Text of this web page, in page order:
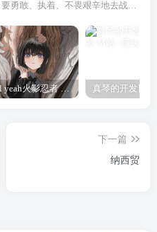
面对困难的时候，要勇敢、执着、不畏艰辛地去战胜它
angel yeah火影忍者 Angel
下一篇
纳西贸